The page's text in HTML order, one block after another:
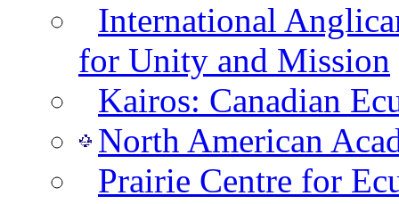
International
for Unity and Mission
Kairos: Canadian
North American
Prairie Centre for